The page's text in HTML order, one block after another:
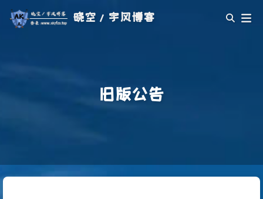
晓空/宇风博客
旧版公告